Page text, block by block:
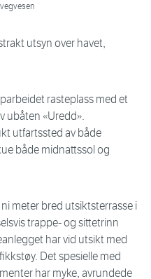
utsyn over havet,
rasteplass med et
ubåten «Uredd».
utfartssted av både
både midnattssol og
meter bred utsiktsterrasse i
trappe- og sittetrinn
har vid utsikt med
Det spesielle med
har myke, avrundede